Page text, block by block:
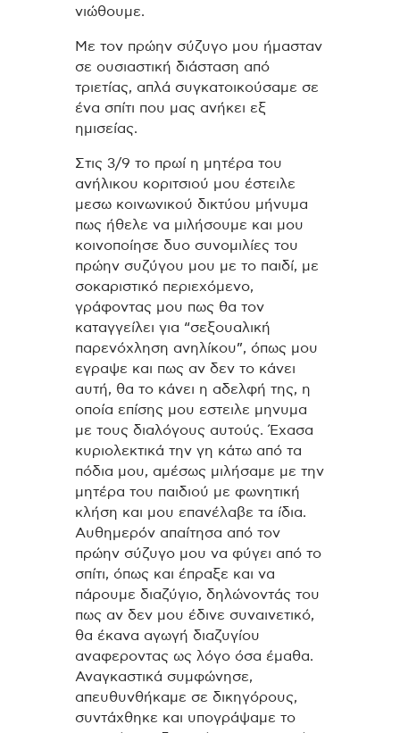
νιώθουμε.
Με τον πρώην σύζυγο μου ήμασταν
σε ουσιαστική διάσταση από
τριετίας, απλά συγκατοικούσαμε σε
ένα σπίτι που μας ανήκει εξ
ημισείας.
Στις 3/9 το πρωί η μητέρα του
ανήλικου κοριτσιού μου έστειλε
μεσω κοινωνικού δικτύου μήνυμα
πως ήθελε να μιλήσουμε και μου
κοινοποίησε δυο συνομιλίες του
πρώην συζύγου μου με το παιδί, με
σοκαριστικό περιεχόμενο,
γράφοντας μου πως θα τον
καταγγείλει για “σεξουαλική
παρενόχληση ανηλίκου”, όπως μου
εγραψε και πως αν δεν το κάνει
αυτή, θα το κάνει η αδελφή της, η
οποία επίσης μου εστειλε μηνυμα
με τους διαλόγους αυτούς. Έχασα
κυριολεκτικά την γη κάτω από τα
πόδια μου, αμέσως μιλήσαμε με την
μητέρα του παιδιού με φωνητική
κλήση και μου επανέλαβε τα ίδια.
Αυθημερόν απαίτησα από τον
πρώην σύζυγο μου να φύγει από το
σπίτι, όπως και έπραξε και να
πάρουμε διαζύγιο, δηλώνοντάς του
πως αν δεν μου έδινε συναινετικό,
θα έκανα αγωγή διαζυγίου
αναφεροντας ως λόγο όσα έμαθα.
Αναγκαστικά συμφώνησε,
απευθυνθήκαμε σε δικηγόρους,
συντάχθηκε και υπογράψαμε το